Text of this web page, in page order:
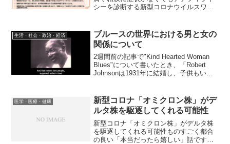
シーを診断する新型コロナウイルスワク
とされています。これを多いと感じるか
少ないと感じるかは別...
生活・社会・政治・経済
ブルースの世界における男と女の
関係について
2週間前の記事で"Kind Hearted Woman
Blues"について書いたとき、「Robert
Johnsonは1931年に結婚し、子供もいま
後に死亡し...
医学・医療・健康
新型コロナ「オミクロン株」がデ
ルタ株を駆逐してくれる可能性
新型コロナ「オミクロン株」がデルタ株
を駆逐してくれる可能性ものすごく都合
の良い「本当だったら嬉しい」話です。